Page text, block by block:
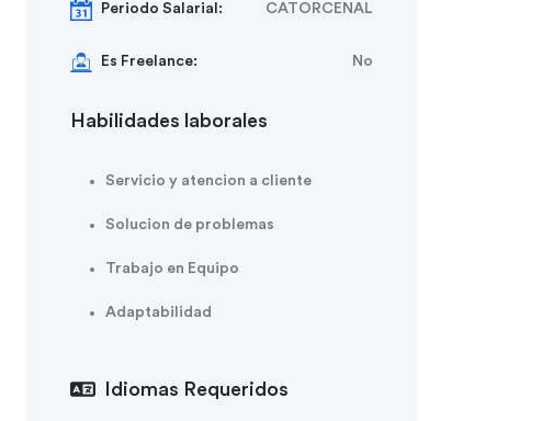
Periodo Salarial: CATORCENAL
Es Freelance: No
Habilidades laborales
Servicio y atencion a cliente
Solucion de problemas
Trabajo en Equipo
Adaptabilidad
Idiomas Requeridos